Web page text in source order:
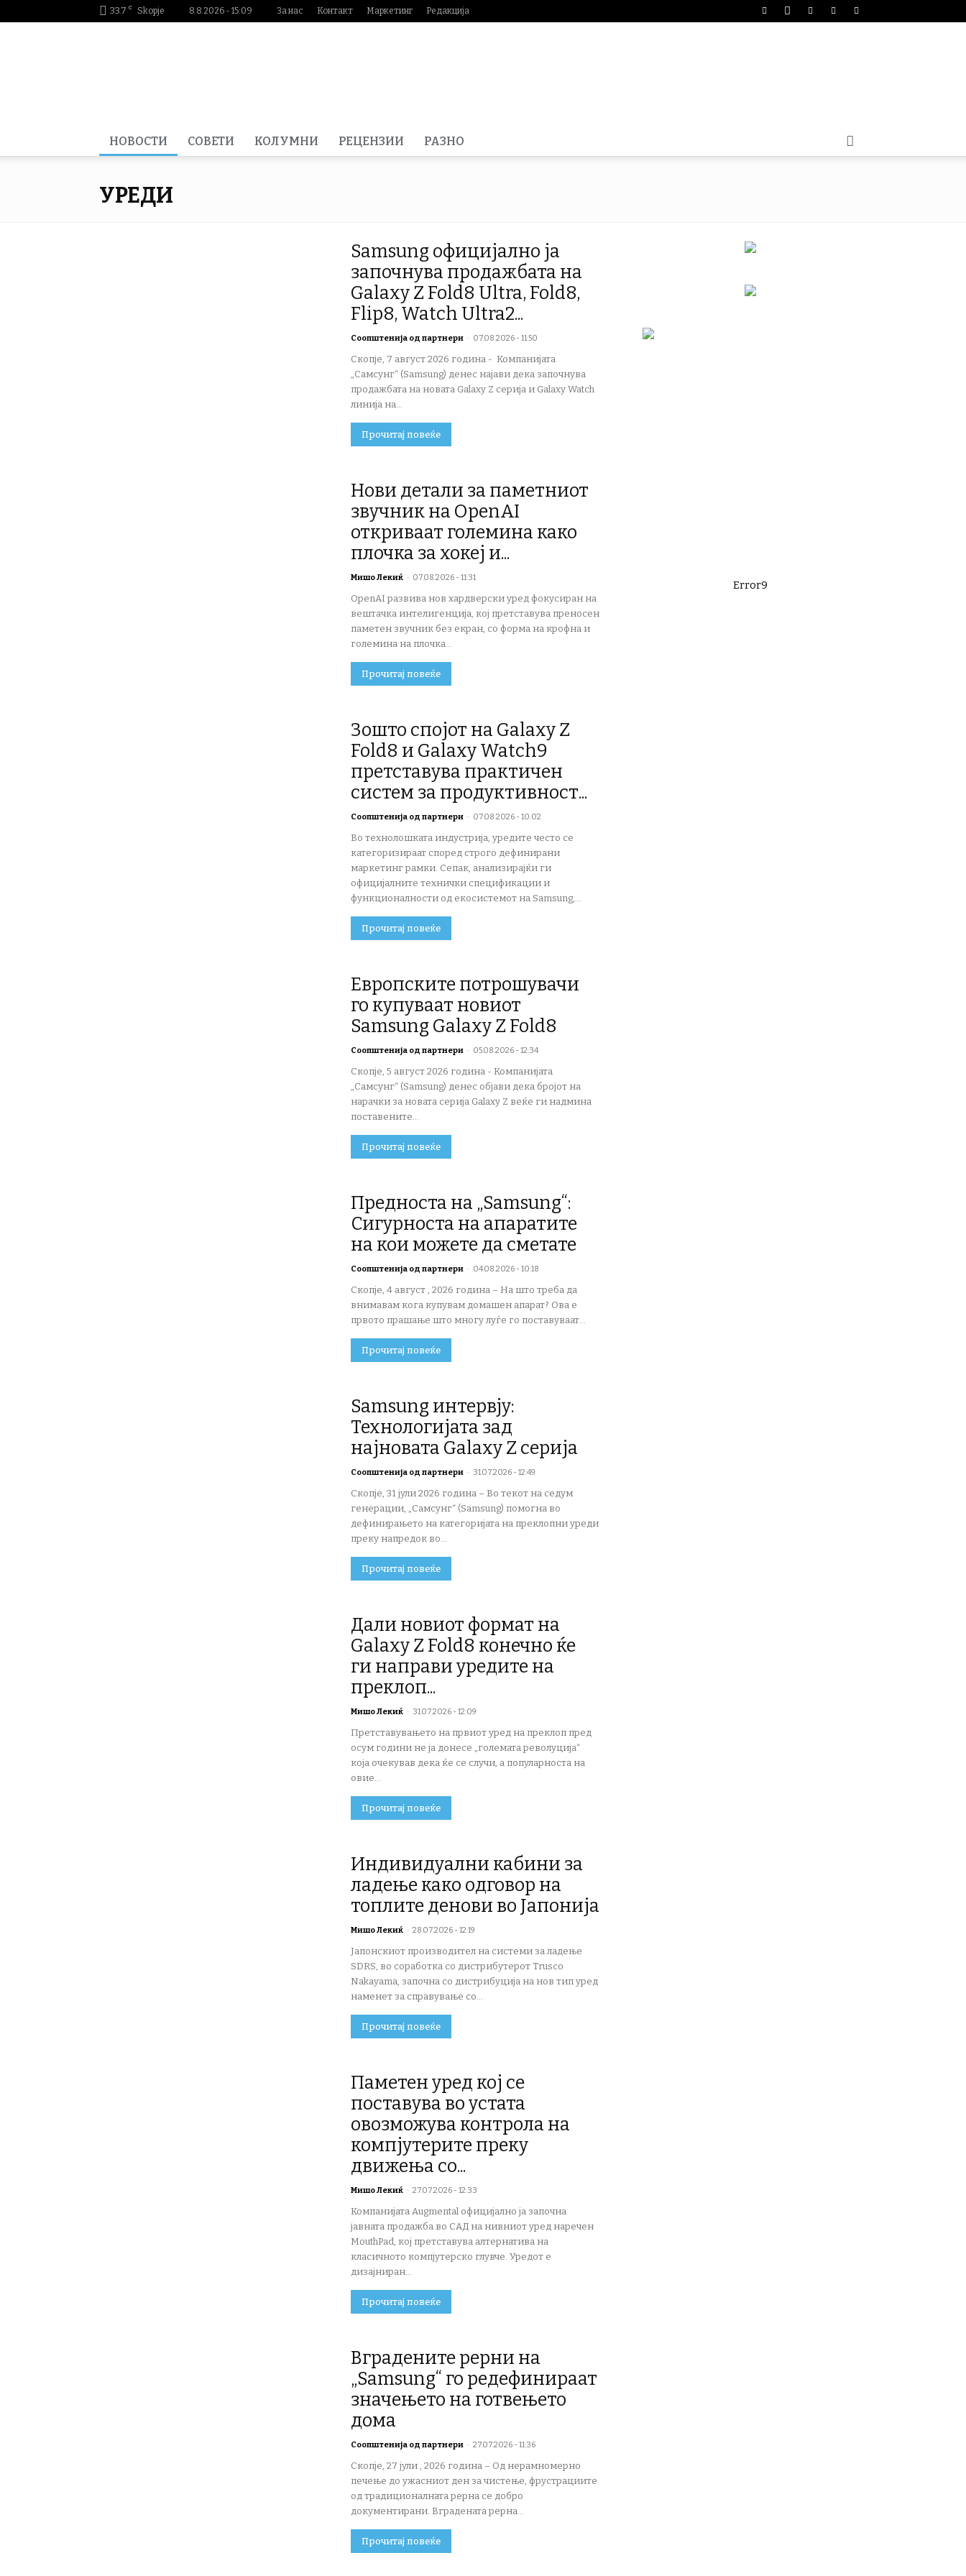
33.7 C Skopje 8.8.2026 - 15:09 За нас Контакт Маркетинг Редакција
НОВОСТИ СОВЕТИ КОЛУМНИ РЕЦЕНЗИИ РАЗНО
УРЕДИ
Samsung официјално ја
започнува продажбата на
Galaxy Z Fold8 Ultra, Fold8,
Flip8, Watch Ultra2...
Соопштенија од партнери - 07.08.2026 - 11:50
Скопје, 7 август 2026 година - Компанијата
„Самсунг“ (Samsung) денес најави дека започнува
продажбата на новата Galaxy Z серија и Galaxy Watch
линија на...
Прочитај повеќе
Нови детали за паметниот
звучник на OpenAI
откриваат големина како
плочка за хокеј и...
Мишо Лекиќ - 07.08.2026 - 11:31
OpenAI развива нов хардверски уред фокусиран на
вештачка интелигенција, кој претставува преносен
паметен звучник без екран, со форма на крофна и
големина на плочка...
Прочитај повеќе
Зошто спојот на Galaxy Z
Fold8 и Galaxy Watch9
претставува практичен
систем за продуктивност...
Соопштенија од партнери - 07.08.2026 - 10:02
Во технолошката индустрија, уредите често се
категоризираат според строго дефинирани
маркетинг рамки. Сепак, анализирајќи ги
официјалните технички спецификации и
функционалности од екосистемот на Samsung,...
Прочитај повеќе
Европските потрошувачи
го купуваат новиот
Samsung Galaxy Z Fold8
Соопштенија од партнери - 05.08.2026 - 12:34
Скопје, 5 август 2026 година - Компанијата
„Самсунг“ (Samsung) денес објави дека бројот на
нарачки за новата серија Galaxy Z веќе ги надмина
поставените...
Прочитај повеќе
Предноста на „Samsung“:
Сигурноста на апаратите
на кои можете да сметате
Соопштенија од партнери - 04.08.2026 - 10:18
Скопје, 4 август , 2026 година – На што треба да
внимавам кога купувам домашен апарат? Ова е
првото прашање што многу луѓе го поставуваат...
Прочитај повеќе
Samsung интервју:
Технологијата зад
најновата Galaxy Z серија
Соопштенија од партнери - 31.07.2026 - 12:49
Скопје, 31 јули 2026 година – Во текот на седум
генерации, „Самсунг“ (Samsung) помогна во
дефинирањето на категоријата на преклопни уреди
преку напредок во...
Прочитај повеќе
Дали новиот формат на
Galaxy Z Fold8 конечно ќе
ги направи уредите на
преклоп...
Мишо Лекиќ - 31.07.2026 - 12:09
Претставувањето на првиот уред на преклоп пред
осум години не ја донесе „големата револуција“
која очекував дека ќе се случи, а популарноста на
овие...
Прочитај повеќе
Индивидуални кабини за
ладење како одговор на
топлите денови во Јапонија
Мишо Лекиќ - 28.07.2026 - 12:19
Јапонскиот производител на системи за ладење
SDRS, во соработка со дистрибутерот Trusco
Nakayama, започна со дистрибуција на нов тип уред
наменет за справување со...
Прочитај повеќе
Паметен уред кој се
поставува во устата
овозможува контрола на
компјутерите преку
движења со...
Мишо Лекиќ - 27.07.2026 - 12:33
Компанијата Augmental официјално ја започна
јавната продажба во САД на нивниот уред наречен
MouthPad, кој претставува алтернатива на
класичното компјутерско глувче. Уредот е
дизајниран...
Прочитај повеќе
Вградените рерни на
„Samsung“ го редефинираат
значењето на готвењето
дома
Соопштенија од партнери - 27.07.2026 - 11:36
Скопје, 27 јули , 2026 година – Од нерамномерно
печење до ужасниот ден за чистење, фрустрациите
од традиционалната рерна се добро
документирани. Вградената рерна...
Прочитај повеќе
Error9